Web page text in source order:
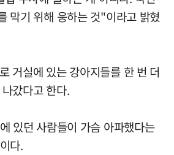
막기 위해 응하는 것"이라고 밝혔
거실에 있는 강아지들를 한 번 더
갔다고 한다.
있던 사람들이 가슴 아파했다는
다.